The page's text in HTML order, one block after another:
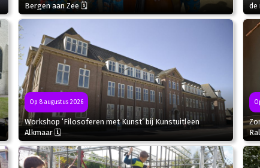
Bergen aan Zee 🗓
de
Op 8 augustus 2026
Workshop ‘Filosoferen met Kunst’ bij Kunstuitleen
Alkmaar 🗓